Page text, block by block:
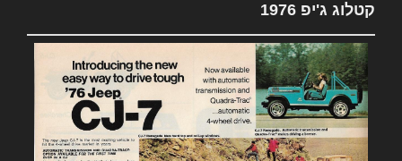
קטלוג ג'יפ 1976